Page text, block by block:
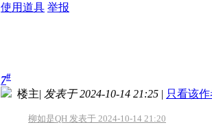
使用道具 举报
7#
楼主| 发表于 2024-10-14 21:25 | 只看该
柳如是QH 发表于 2024-10-14 21:20